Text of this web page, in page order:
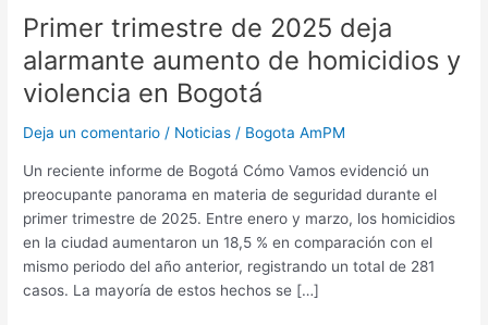
Primer trimestre de 2025 deja
alarmante aumento de homicidios y
violencia en Bogotá
Deja un comentario / Noticias / Bogota AmPM
Un reciente informe de Bogotá Cómo Vamos evidenció un
preocupante panorama en materia de seguridad durante el
primer trimestre de 2025. Entre enero y marzo, los homicidios
en la ciudad aumentaron un 18,5 % en comparación con el
mismo periodo del año anterior, registrando un total de 281
casos. La mayoría de estos hechos se […]
y
en
Bogotá